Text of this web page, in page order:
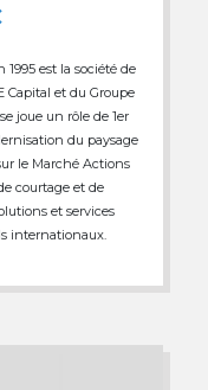
1995 est la société de
Capital et du Groupe
joue un rôle de 1er
du paysage
le Marché Actions
courtage et de
et services
internationaux.